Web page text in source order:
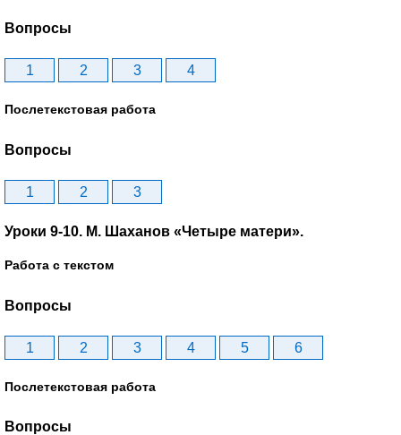
Вопросы
1 2 3 4
Послетекстовая работа
Вопросы
1 2 3
Уроки 9-10. М. Шаханов «Четыре матери».
Работа с текстом
Вопросы
1 2 3 4 5 6
Послетекстовая работа
Вопросы